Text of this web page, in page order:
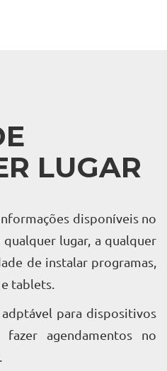
LUGAR
disponíveis no
lugar, a qualquer
de instalar programas,
tablets.
para dispositivos
agendamentos no